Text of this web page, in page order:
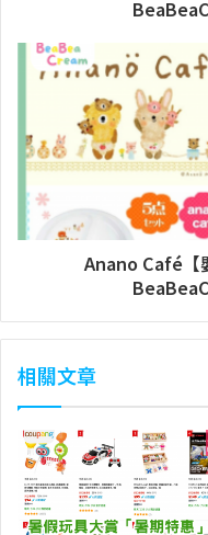
Anano Café【
相關文章